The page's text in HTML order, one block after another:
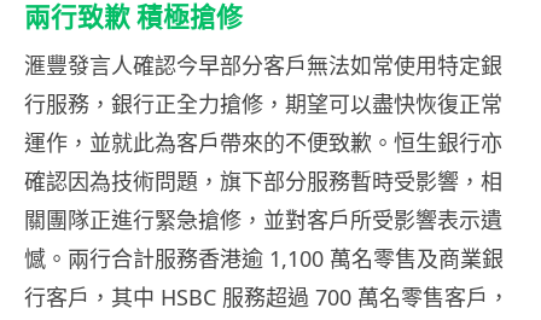
兩行致歉 積極搶修
滙豐發言人確認今早部分客戶無法如常使用特定銀
行服務，銀行正全力搶修，期望可以盡快恢復正常
運作，並就此為客戶帶來的不便致歉。恒生銀行亦
確認因為技術問題，旗下部分服務暫時受影響，相
關團隊正進行緊急搶修，並對客戶所受影響表示遺
憾。兩行合計服務香港逾 1,100 萬名零售及商業銀
行客戶，其中 HSBC 服務超過 700 萬名零售客戶，